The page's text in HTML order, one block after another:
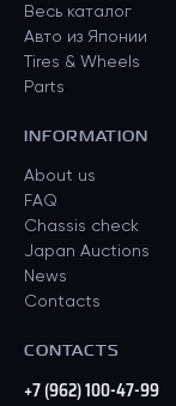
Весь каталог
Авто из Японии
Tires & Wheels
Parts
INFORMATION
About us
FAQ
Chassis check
Japan Auctions
News
Contacts
CONTACTS
+7 (962) 100-47-99